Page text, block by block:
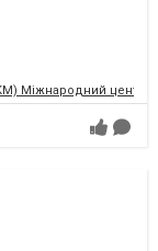
Міжнародний центр